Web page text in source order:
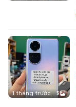
1 tháng trước 5